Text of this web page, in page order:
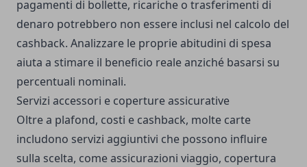
pagamenti di bollette, ricariche o trasferimenti di
denaro potrebbero non essere inclusi nel calcolo del
cashback. Analizzare le proprie abitudini di spesa
aiuta a stimare il beneficio reale anziché basarsi su
percentuali nominali.
Servizi accessori e coperture assicurative
Oltre a plafond, costi e cashback, molte carte
includono servizi aggiuntivi che possono influire
sulla scelta, come assicurazioni viaggio, copertura